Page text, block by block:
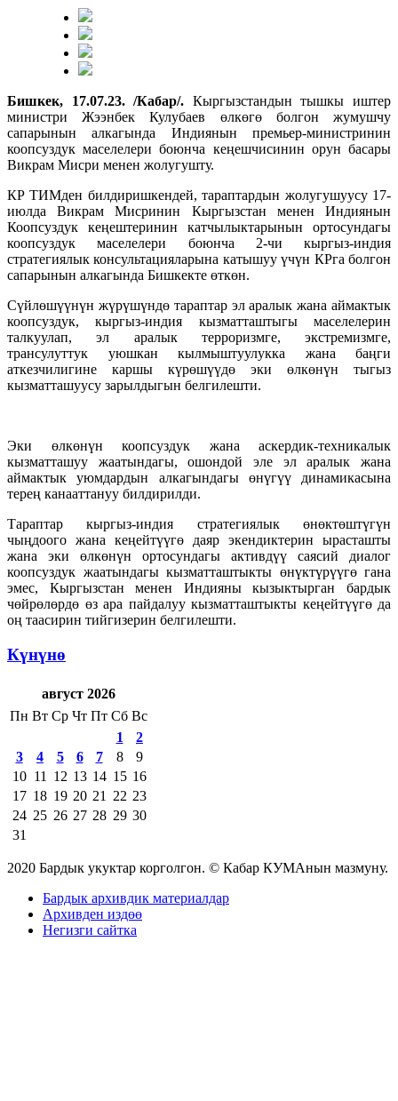
Бишкек, 17.07.23. /Кабар/. Кыргызстандын тышкы иштер
министри Жээнбек Кулубаев өлкөгө болгон жумушчу
сапарынын алкагында Индиянын премьер-министринин
коопсуздук маселелери боюнча кеңешчисинин орун басары
Викрам Мисри менен жолугушту.
КР ТИМден билдиришкендей, тараптардын жолугушуусу 17-
июлда Викрам Мисринин Кыргызстан менен Индиянын
Коопсуздук кеңештеринин катчылыктарынын ортосундагы
коопсуздук маселелери боюнча 2-чи кыргыз-индия
стратегиялык консультацияларына катышуу үчүн КРга болгон
сапарынын алкагында Бишкекте өткөн.
Сүйлөшүүнүн жүрүшүндө тараптар эл аралык жана аймактык
коопсуздук, кыргыз-индия кызматташтыгы маселелерин
талкуулап, эл аралык терроризмге, экстремизмге,
трансулуттук уюшкан кылмыштуулукка жана баңги
аткезчилигине каршы күрөшүүдө эки өлкөнүн тыгыз
кызматташуусу зарылдыгын белгилешти.
Эки өлкөнүн коопсуздук жана аскердик-техникалык
кызматташуу жаатындагы, ошондой эле эл аралык жана
аймактык уюмдардын алкагындагы өнүгүү динамикасына
терең канааттануу билдирилди.
Тараптар кыргыз-индия стратегиялык өнөктөштүгүн
чыңдоого жана кеңейтүүгө даяр экендиктерин ырасташты
жана эки өлкөнүн ортосундагы активдүү саясий диалог
коопсуздук жаатындагы кызматташтыкты өнүктүрүүгө гана
эмес, Кыргызстан менен Индияны кызыктырган бардык
чөйрөлөрдө өз ара пайдалуу кызматташтыкты кеңейтүүгө да
оң таасирин тийгизерин белгилешти.
Күнүнө
август 2026
Пн Вт Ср Чт Пт Сб Вс
1
2
3
4 5 6 7 8
9
10 11 12 13 14 15 16
17 18 19 20 21 22 23
24 25 26 27 28 29 30
31
2020 Бардык укуктар корголгон. © Кабар КУМАнын мазмуну.
Бардык архивдик материалдар
Архивден издөө
Негизги сайтка